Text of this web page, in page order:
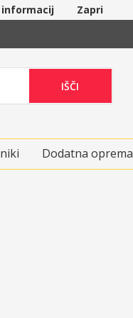
informacij Zapri
IŠČI
Dodatna oprema